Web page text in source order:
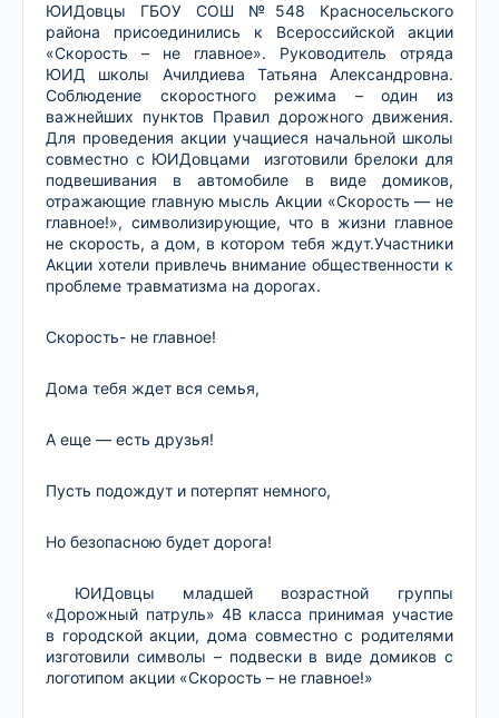
ЮИДовцы ГБОУ СОШ №548 Красносельского
района присоединились к Всероссийской акции
«Скорость – не главное». Руководитель отряда
ЮИД школы Ачилдиева Татьяна Александровна.
Соблюдение скоростного режима – один из
важнейших пунктов Правил дорожного движения.
Для проведения акции учащиеся начальной школы
совместно с ЮИДовцами изготовили брелоки для
подвешивания в автомобиле в виде домиков,
отражающие главную мысль Акции «Скорость — не
главное!», символизирующие, что в жизни главное
не скорость, а дом, в котором тебя ждут.Участники
Акции хотели привлечь внимание общественности к
проблеме травматизма на дорогах.
Скорость- не главное!
Дома тебя ждет вся семья,
А еще — есть друзья!
Пусть подождут и потерпят немного,
Но безопасною будет дорога!
ЮИДовцы младшей возрастной группы
«Дорожный патруль» 4В класса принимая участие
в городской акции, дома совместно с родителями
изготовили символы – подвески в виде домиков с
логотипом акции «Скорость – не главное!»